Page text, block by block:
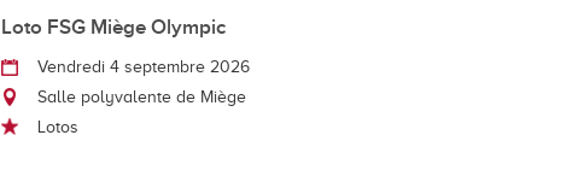
Loto FSG Miège Olympic
Vendredi 4 septembre 2026
Salle polyvalente de Miège
Lotos